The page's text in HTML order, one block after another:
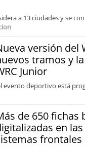
a 13 ciudades y se
versión del
tramos y
Junior
evento deportivo está
de 650 fichas
en
frontales